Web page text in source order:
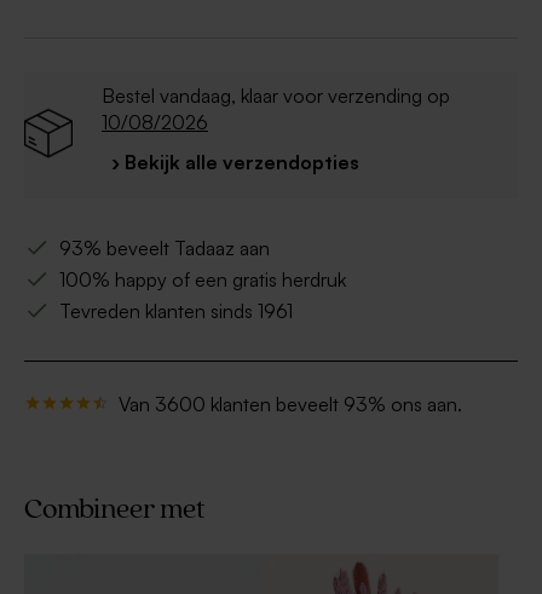
Bestel vandaag, klaar voor verzending op
10/08/2026
› Bekijk alle verzendopties
93% beveelt Tadaaz aan
100% happy of een gratis herdruk
Tevreden klanten sinds 1961
Van 3600 klanten beveelt 93% ons aan.
Combineer met